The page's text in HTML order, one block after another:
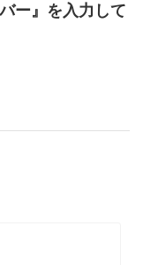
ー』を入力して